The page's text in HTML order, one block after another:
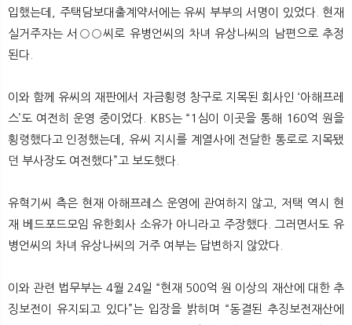
입했는데, 주택담보대출계약서에는 유씨 부부의 서명이 있었다. 현재
실거주자는 서○○씨로 유병언씨의 차녀 유상나씨의 남편으로 추정
된다.
이와 함께 유씨의 재판에서 자금횡령 창구로 지목된 회사인 ‘아해프레
스’도 여전히 운영 중이었다. KBS는 “1심이 이곳을 통해 160억 원을
횡령했다고 인정했는데, 유씨 지시를 계열사에 전달한 통로로 지목됐
던 부사장도 여전했다”고 보도했다.
유혁기씨 측은 현재 아해프레스 운영에 관여하지 않고, 저택 역시 현
재 베드포드모임 유한회사 소유가 아니라고 주장했다. 그러면서도 유
병언씨의 차녀 유상나씨의 거주 여부는 답변하지 않았다.
이와 관련 법무부는 4월 24일 “현재 500억 원 이상의 재산에 대한 추
징보전이 유지되고 있다”는 입장을 밝히며 “동결된 추징보전재산에